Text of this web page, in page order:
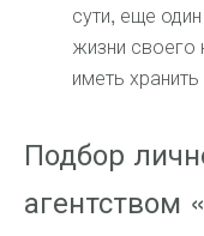
сути, еще
жизни своего
иметь
Подбор
агентством